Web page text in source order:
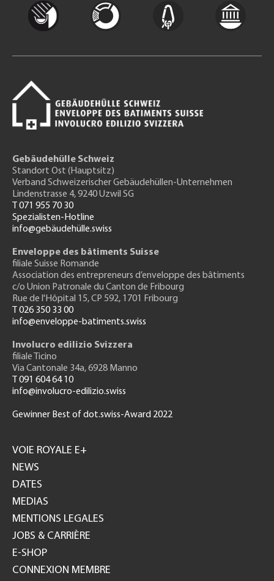
Gebäudehülle Schweiz
Standort Ost (Hauptsitz)
Verband Schweizerischer Gebäudehüllen-Unternehmen
Lindenstrasse 4, 9240 Uzwil SG
T 071 955 70 30
Spezialisten-Hotline
info@gebäudehülle.swiss
Enveloppe des bâtiments Suisse
filiale Suisse Romande
Association des entrepreneurs d’enveloppe des bâtiments
c/o Union Patronale du Canton de Fribourg
Rue de l'Hôpital 15, CP 592, 1701 Fribourg
T 026 350 33 00
info@enveloppe-batiments.swiss
Involucro edilizio Svizzera
filiale Ticino
Via Cantonale 34a, 6928 Manno
T 091 604 64 10
info@involucro-edilizio.swiss
Gewinner Best of dot.swiss-Award 2022
GH
VOIE ROYALE E+
NEWS
DATES
MEDIAS
MENTIONS LEGALES
JOBS & CARRIÈRE
E-SHOP
CONNEXION MEMBRE